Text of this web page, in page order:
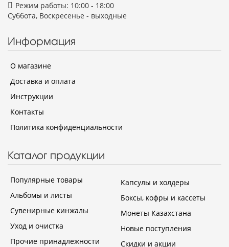
Режим работы: 10:00 - 18:00
Суббота, Воскресенье - выходные
Информация
О магазине
Доставка и оплата
Инструкции
Контакты
Политика конфиденциальности
Каталог продукции
Популярные товары
Альбомы и листы
Сувенирные кинжалы
Уход и очистка
Прочие принадлежности
Капсулы и холдеры
Боксы, кофры и кассеты
Монеты Казахстана
Новые поступления
Скидки и акции